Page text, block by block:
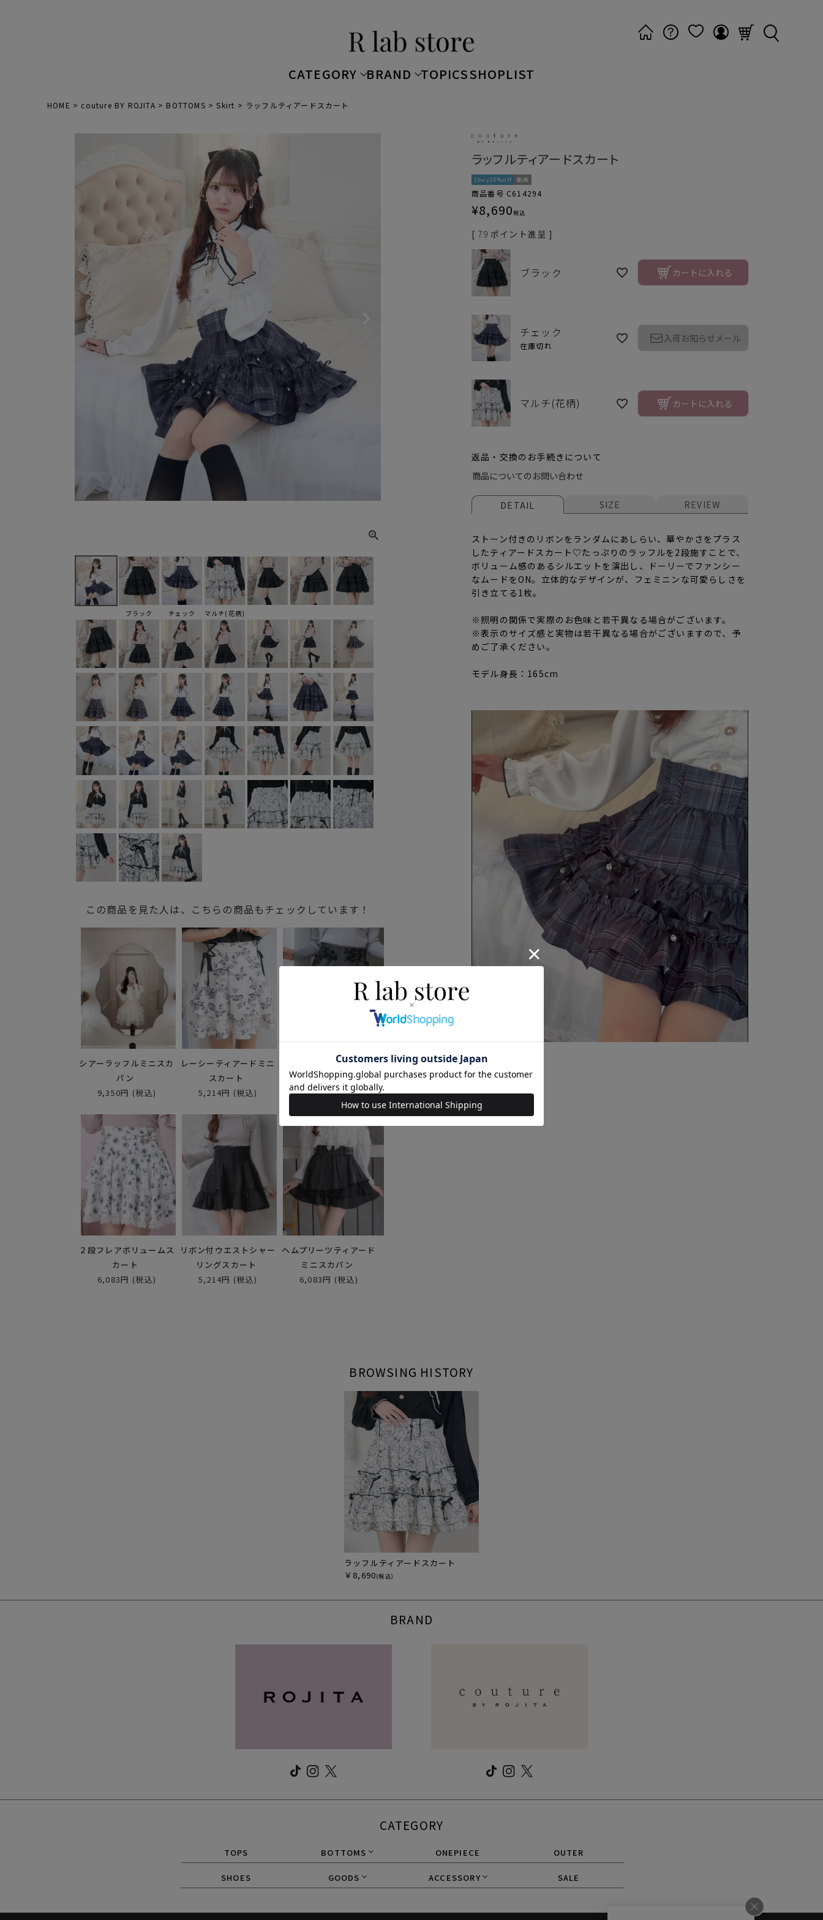
CATEGORY BRAND TOPICSSHOPLIST
HOME couture BY ROJITA BOTTOMS Skirt ラッフルティアードスカート
ブラック
ブラック チェック マルチ(花柄)
この商品を見た人は、こちらの商品もチェックしています！
シアーラッフルミニスカ
パン
9,350円 (税込)
レーシーティアードミニ
スカート
5,214円 (税込)
フロッキーフラワーミニ
スカート
6,083円 (税込)
２段フレアボリュームス
カート
6,083円 (税込)
リボン付ウエストシャー
リングスカート
5,214円 (税込)
ヘムプリーツティアード
ミニスカパン
6,083円 (税込)
ラッフルティアードスカート
2buy20%off 動画
商品番号 C614294
¥8,690税込
[ 79 ポイント進呈 ]
ブラック カートに入れる
チェック
在庫切れ
入荷お知らせメール
マルチ(花柄) カートに入れる
返品・交換のお手続きについて
商品についてのお問い合わせ
DETAIL SIZE REVIEW
ストーン付きのリボンをランダムにあしらい、華やかさをプラス
したティアードスカート♡たっぷりのラッフルを2段施すことで、
ボリューム感のあるシルエットを演出し、ドーリーでファンシー
なムードをON。立体的なデザインが、フェミニンな可愛らしさを
引き立てる1枚。
※照明の関係で実際のお色味と若干異なる場合がございます。
※表示のサイズ感と実物は若干異なる場合がございますので、予
めご了承ください。
モデル身長：165cm
BROWSING HISTORY
ラッフルティアードスカート
￥8,690(税込)
BRAND
CATEGORY
TOPS BOTTOMS ONEPIECE OUTER
SHOES GOODS ACCESSORY SALE